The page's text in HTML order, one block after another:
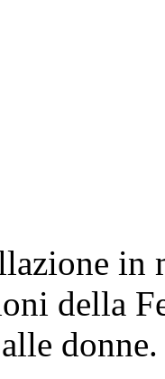
in
della
donne.